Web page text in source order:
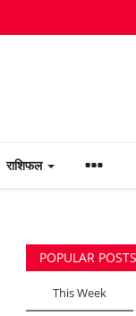
राशिफल
POPULAR POSTS
This Week